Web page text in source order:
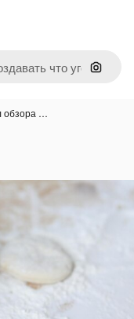
Поиск
обзора …